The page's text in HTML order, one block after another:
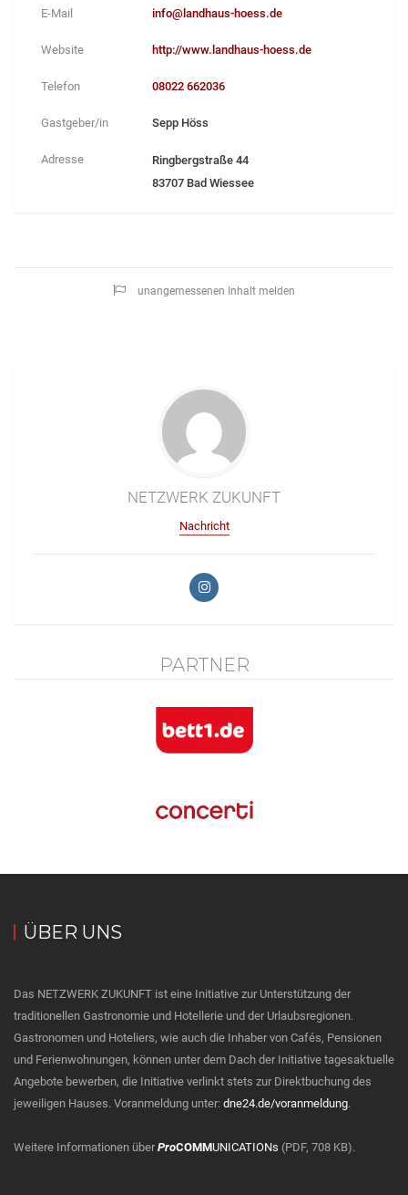
E-Mail info@landhaus-hoess.de
Website http://www.landhaus-hoess.de
Telefon 08022 662036
Gastgeber/in Sepp Höss
Adresse
Ringbergstraße 44
83707 Bad Wiessee
unangemessenen Inhalt melden
NETZWERK ZUKUNFT
Nachricht
PARTNER
ÜBER UNS
Das NETZWERK ZUKUNFT ist eine Initiative zur Unterstützung der
traditionellen Gastronomie und Hotellerie und der Urlaubsregionen.
Gastronomen und Hoteliers, wie auch die Inhaber von Cafés, Pensionen
und Ferienwohnungen, können unter dem Dach der Initiative tagesaktuelle
Angebote bewerben, die Initiative verlinkt stets zur Direktbuchung des
jeweiligen Hauses. Voranmeldung unter: dne24.de/voranmeldung.
Weitere Informationen überProCOMMUNICATIONs (PDF, 708 KB).